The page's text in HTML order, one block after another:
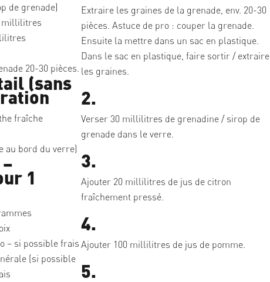
de grenade)
millilitres
20-30 pièces.
(sans
fraîche
au bord du verre)
1
– si possible frais
(si possible
Extraire les graines de la grenade, env. 20-30
pièces. Astuce de pro : couper la grenade.
Ensuite la mettre dans un sac en plastique.
Dans le sac en plastique, faire sortir / extraire
les graines.
2.
Verser 30 millilitres de grenadine / sirop de
grenade dans le verre.
3.
Ajouter 20 millilitres de jus de citron
fraîchement pressé.
4.
Ajouter 100 millilitres de jus de pomme.
5.